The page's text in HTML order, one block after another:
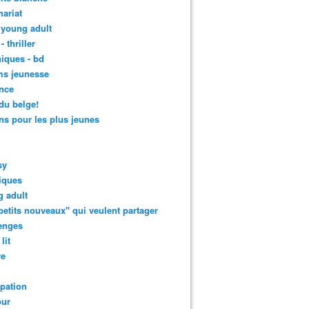
adult
thriller
- bd
jeunesse
belge!
pour les plus jeunes
adult
nouveaux" qui veulent partager
lit